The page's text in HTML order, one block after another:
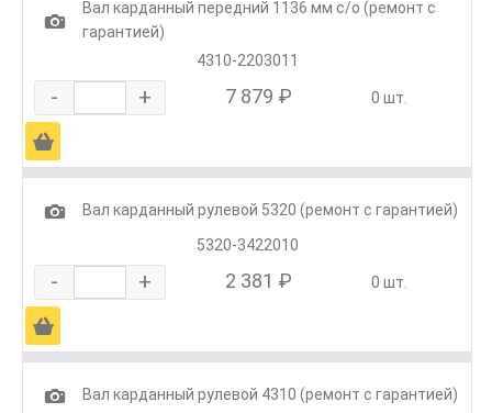
1
Вал карданный передний 1136 мм с/о (ремонт с
гарантией)
4310-2203011
- + 7 879 ₽ 0 шт.
Ä
1
Вал карданный рулевой 5320 (ремонт с гарантией)
5320-3422010
- + 2 381 ₽ 0 шт.
Ä
1
Вал карданный рулевой 4310 (ремонт с гарантией)